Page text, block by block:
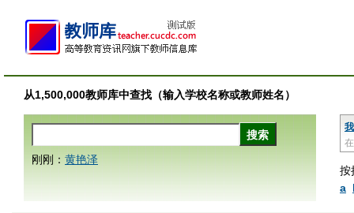
从1,500,000教师库中查找（输入学校名称或教师姓名）
按
a
刚刚： 黄艳泽